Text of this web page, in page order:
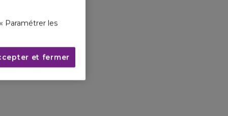
Paramétrer les
et fermer